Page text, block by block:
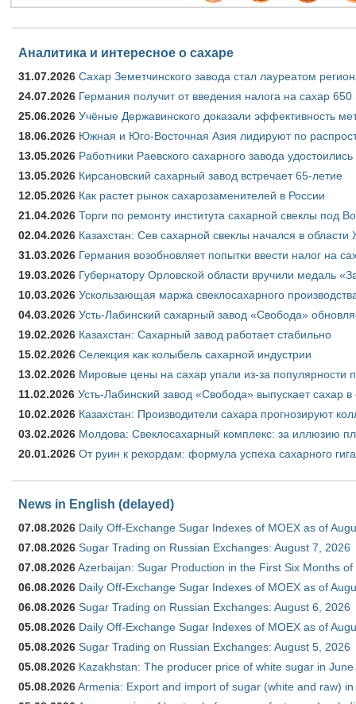
Аналитика и интересное о сахаре
31.07.2026 Сахар Земетчинского завода стал лауреатом
24.07.2026 Германия получит от введения налога на сахар
25.06.2026 Учёные Державинского доказали эффективность
18.06.2026 Южная и Юго-Восточная Азия лидируют по
13.05.2026 Работники Раевского сахарного завода удостоились
13.05.2026 Кирсановский сахарный завод встречает 65-летие
12.05.2026 Как растет рынок сахарозаменителей в России
21.04.2026 Торги по ремонту института сахарной свеклы под
02.04.2026 Казахстан: Сев сахарной свеклы начался в области
31.03.2026 Германия возобновляет попытки ввести налог на
19.03.2026 Губернатору Орловской области вручили медаль
10.03.2026 Ускользающая маржа свеклосахарного
04.03.2026 Усть-Лабинский сахарный завод «Свобода»
19.02.2026 Казахстан: Сахарный завод работает стабильно
15.02.2026 Селекция как колыбель сахарной индустрии
13.02.2026 Мировые цены на сахар упали из-за популярности
11.02.2026 Усть-Лабинский завод «Свобода» выпускает сахар в
10.02.2026 Казахстан: Производители сахара прогнозируют
03.02.2026 Молдова: Свеклосахарный комплекс: за иллюзию
20.01.2026 От руин к рекордам: формула успеха сахарного
News in English (delayed)
07.08.2026 Daily Off-Exchange Sugar Indexes of MOEX as of
07.08.2026 Sugar Trading on Russian Exchanges: August 7, 2026
07.08.2026Azerbaijan: Sugar Production in the First Six Months of
06.08.2026 Daily Off-Exchange Sugar Indexes of MOEX as of
06.08.2026 Sugar Trading on Russian Exchanges: August 6, 2026
05.08.2026 Daily Off-Exchange Sugar Indexes of MOEX as of
05.08.2026 Sugar Trading on Russian Exchanges: August 5, 2026
05.08.2026 Kazakhstan: The producer price of white sugar in
05.08.2026Armenia: Export and import of sugar (white and raw)